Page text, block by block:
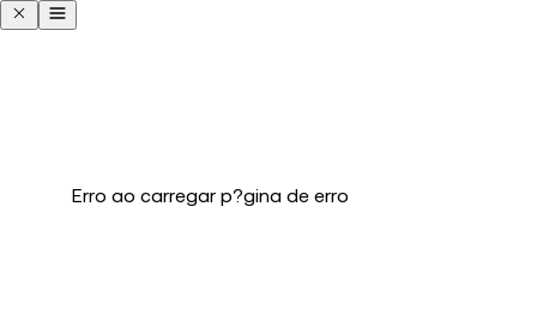
Erro ao carregar p?gina de erro